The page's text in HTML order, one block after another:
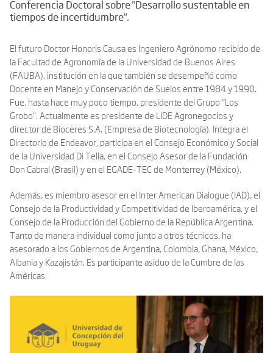
Conferencia Doctoral sobre "Desarrollo sustentable en
tiempos de incertidumbre".
El futuro Doctor Honoris Causa es Ingeniero Agrónomo recibido de
la Facultad de Agronomía de la Universidad de Buenos Aires
(FAUBA), institución en la que también se desempeñó como
Docente en Manejo y Conservación de Suelos entre 1984 y 1990.
Fue, hasta hace muy poco tiempo, presidente del Grupo “Los
Grobo”. Actualmente es presidente de LIDE Agronegocios y
director de Bioceres S.A. (Empresa de Biotecnología). Integra el
Directorio de Endeavor, participa en el Consejo Económico y Social
de la Universidad Di Tella, en el Consejo Asesor de la Fundación
Don Cabral (Brasil) y en el EGADE-TEC de Monterrey (México).
Además, es miembro asesor en el Inter American Dialogue (IAD), el
Consejo de la Productividad y Competitividad de Iberoamérica, y el
Consejo de la Producción del Gobierno de la República Argentina.
Tanto de manera individual como junto a otros técnicos, ha
asesorado a los Gobiernos de Argentina, Colombia, Ghana, México,
Albania y Kazajistán. Es participante asiduo de la Cumbre de las
Américas.